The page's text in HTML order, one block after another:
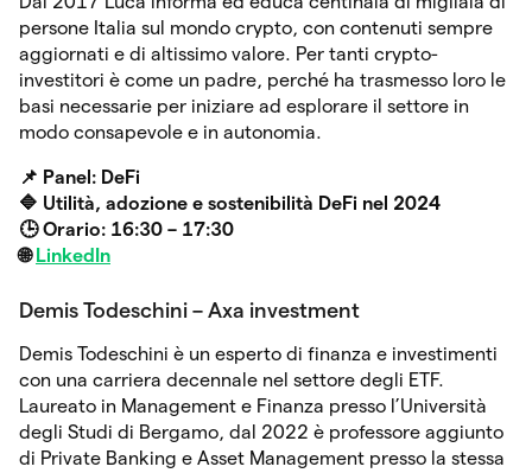
persone Italia sul mondo crypto, con contenuti sempre
aggiornati e di altissimo valore. Per tanti crypto-
investitori è come un padre, perché ha trasmesso loro le
basi necessarie per iniziare ad esplorare il settore in
modo consapevole e in autonomia.
📌 Panel: DeFi
🔷 Utilità, adozione e sostenibilità DeFi nel 2024
🕒 Orario: 16:30 – 17:30
🌐 LinkedIn
Demis Todeschini – Axa investment
Demis Todeschini è un esperto di finanza e investimenti
con una carriera decennale nel settore degli ETF.
Laureato in Management e Finanza presso l’Università
degli Studi di Bergamo, dal 2022 è professore aggiunto
di Private Banking e Asset Management presso la stessa